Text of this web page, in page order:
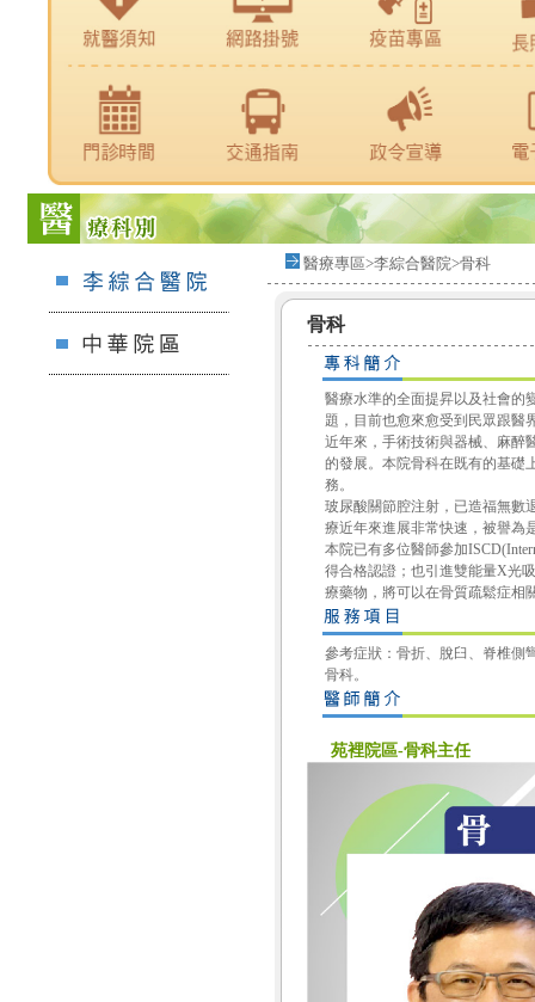
醫療專區>李綜合醫院>骨科
骨科
醫療水準的全面提昇以及社會的
題，目前也愈來愈受到民眾跟醫
近年來，手術技術與器械、麻醉
的發展。本院骨科在既有的基礎
務。
玻尿酸關節腔注射，已造福無數
療近年來進展非常快速，被譽為
本院已有多位醫師參加
得合格認證；也引進雙能量X光
療藥物，將可以在骨質疏鬆症相
參考症狀：骨折、脫臼、脊椎側
骨科。
苑裡院區-骨科主任